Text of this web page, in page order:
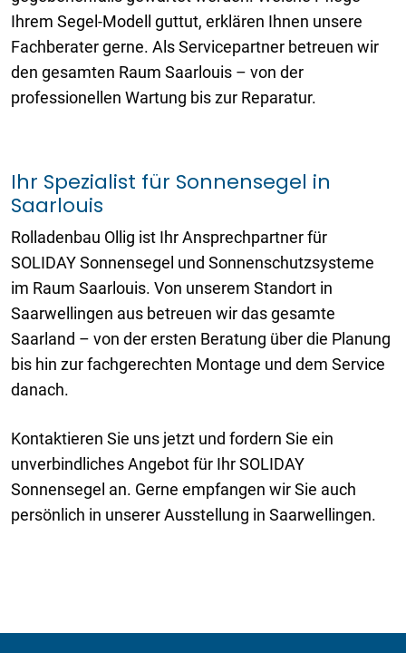
Ihrem Segel-Modell guttut, erklären Ihnen unsere
Fachberater gerne. Als Servicepartner betreuen wir
den gesamten Raum Saarlouis – von der
professionellen Wartung bis zur Reparatur.
Ihr Spezialist für Sonnensegel in
Saarlouis
Rolladenbau Ollig ist Ihr Ansprechpartner für
SOLIDAY Sonnensegel und Sonnenschutzsysteme
im Raum Saarlouis. Von unserem Standort in
Saarwellingen aus betreuen wir das gesamte
Saarland – von der ersten Beratung über die Planung
bis hin zur fachgerechten Montage und dem Service
danach.
Kontaktieren Sie uns jetzt und fordern Sie ein
unverbindliches Angebot für Ihr SOLIDAY
Sonnensegel an. Gerne empfangen wir Sie auch
persönlich in unserer Ausstellung in Saarwellingen.